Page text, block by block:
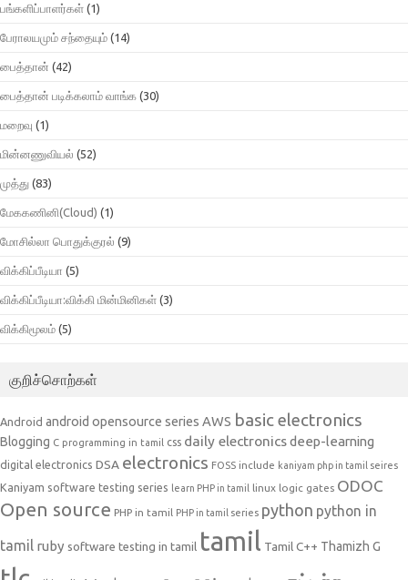
பங்களிப்பாளர்கள் (1)
பேராலயமும் சந்தையும் (14)
பைத்தான் (42)
பைத்தான் படிக்கலாம் வாங்க (30)
மறைவு (1)
மின்னணுவியல் (52)
முத்து (83)
மேககணினி(Cloud) (1)
மோசில்லா பொதுக்குரல் (9)
விக்கிப்பீடியா (5)
விக்கிப்பீடியா:விக்கி மின்மினிகள் (3)
விக்கிமூலம் (5)
குறிச்சொற்கள்
Android android opensource series AWS basic electronics
Blogging C programming in tamil css daily electronicsdeep-learning
digital electronics DSA electronics FOSS include kaniyam php in tamil seires
Kaniyam software testing series learn PHP in tamil linux logic gates ODOC
Open source PHP in tamil PHP in tamil series python python in
tamil ruby software testing in tamil tamil Tamil C++ Thamizh G